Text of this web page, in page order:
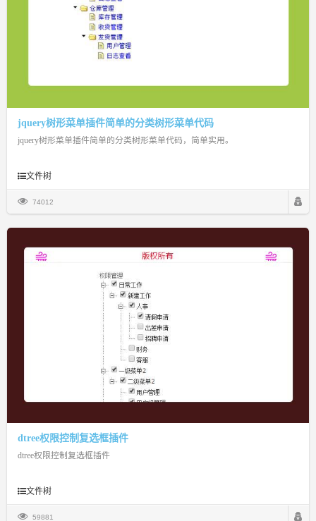
jquery树形菜单插件简单的分类树形菜单代码
jquery树形菜单插件简单的分类树形菜单代码，简单实用。
文件树
74012
dtree权限控制复选框插件
dtree权限控制复选框插件
文件树
59881